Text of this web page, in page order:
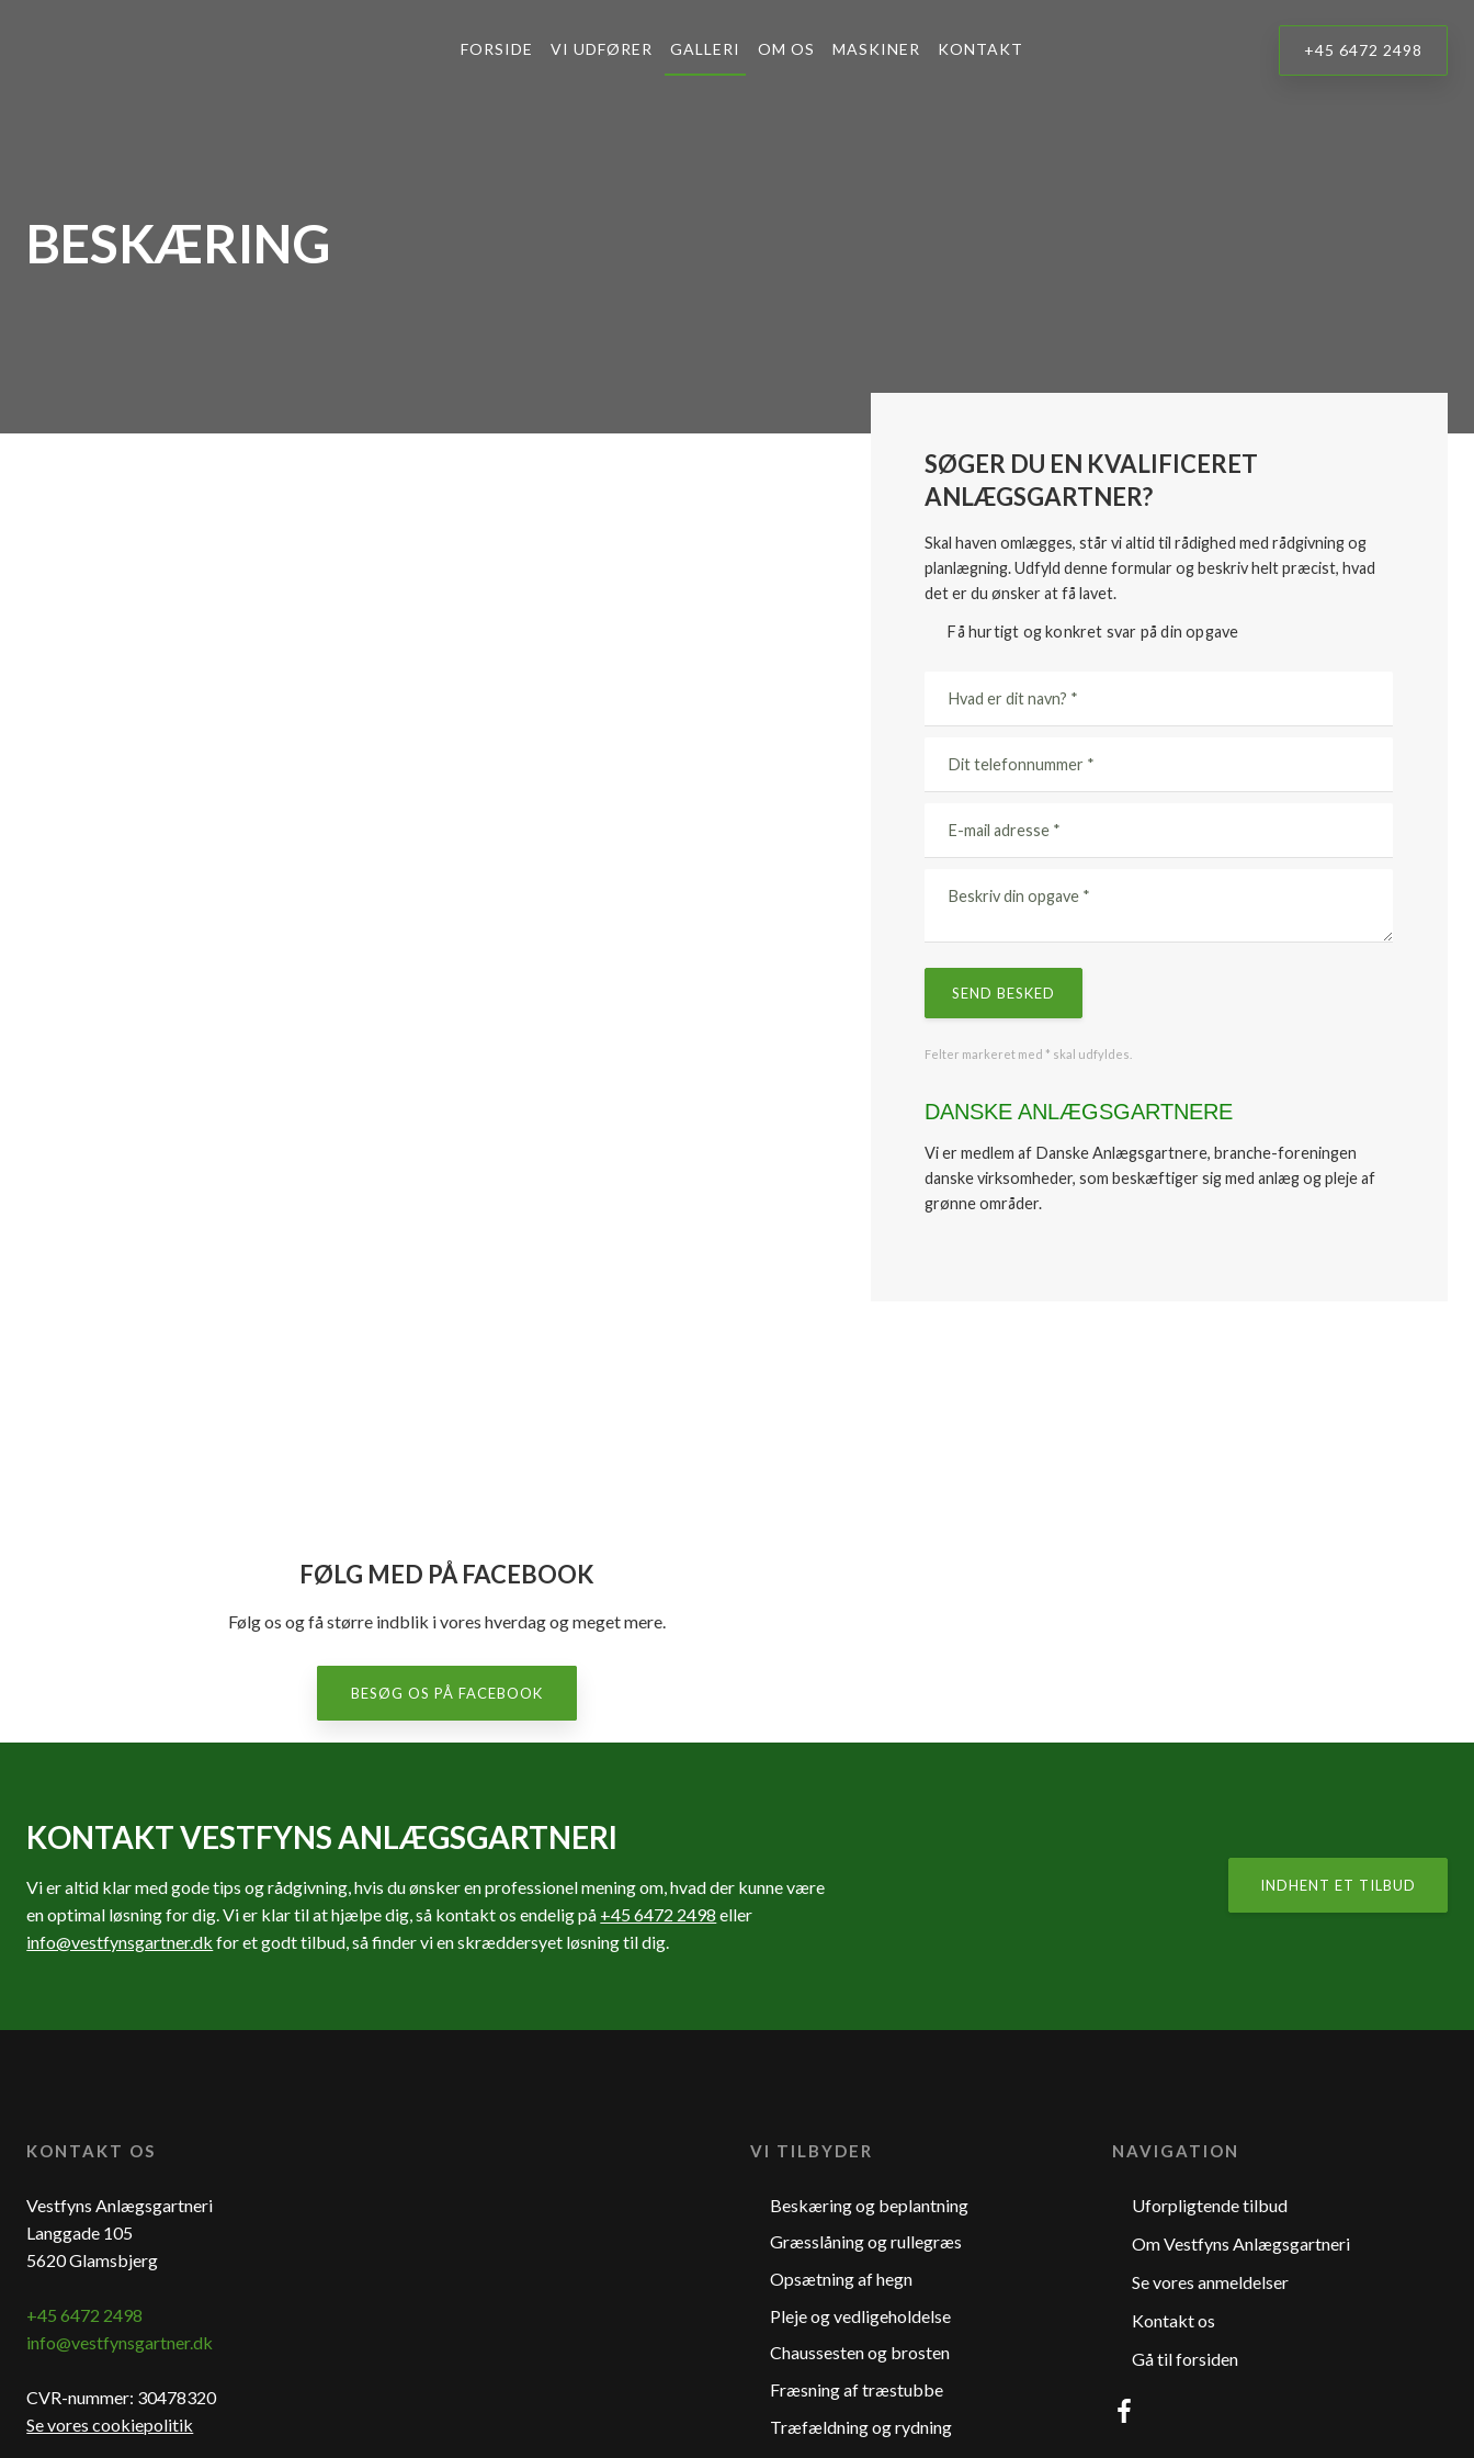
FORSIDE VI UDFØRER GALLERI OM OS MASKINER KONTAKT +45 6472 2498
BESKÆRING​
SØGER DU EN KVALIFICERET
ANLÆGSGARTNER?
Skal haven omlægges, står vi altid til rådighed med rådgivning og
planlægning. Udfyld denne formular og beskriv helt præcist, hvad
det er du ønsker at få lavet.
​Få hurtigt og konkret svar på din opgave
Felter markeret med * skal udfyldes.​
​DANSKE ANLÆGSGARTNERE
Vi er medlem af Danske Anlægsgartnere, branche-foreningen
danske virksomheder, som beskæftiger sig med anlæg og pleje af
grønne områder.​
FØLG MED PÅ FACEBOOK
Følg os og få større indblik i vores hverdag og meget mere.
BESØG OS PÅ FACEBOOK​
KONTAKT VESTFYNS ANLÆGSGARTNERI
Vi er altid klar med gode tips og rådgivning, hvis du ønsker en professionel mening om, hvad der kunne være
en optimal løsning for dig. Vi er klar til at hjælpe dig, så kontakt os endelig på +45 6472 2498 eller
info@vestfynsgartner.dk for et godt tilbud, så finder vi en skræddersyet løsning til dig.
INDHENT ET TILBUD
KONTAKT OS
​Vestfyns Anlægsgartneri
Langgade 105
5620 Glamsbjerg
+45 6472 2498
info@vestfynsgartner.dk
CVR-nummer: 30478320
Se vores cookiepolitik
VI TILBYDER
Beskæring og beplantning
Græsslåning og rullegræs
Opsætning af hegn
Pleje og vedligeholdelse
Chaussesten og brosten
Fræsning af træstubbe
Træfældning og rydning
NAVIGATION
Uforpligtende tilbud
Om Vestfyns Anlægsgartneri
Se vores anmeldelser
Kontakt os
Gå til forsiden